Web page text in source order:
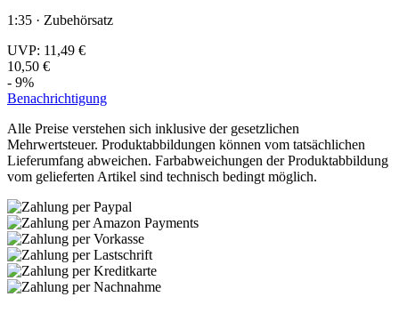
1:35 · Zubehörsatz
UVP: 11,49 €
10,50 €
- 9%
Benachrichtigung
Alle Preise verstehen sich inklusive der gesetzlichen
Mehrwertsteuer. Produktabbildungen können vom tatsächlichen
Lieferumfang abweichen. Farbabweichungen der Produktabbildung
vom gelieferten Artikel sind technisch bedingt möglich.